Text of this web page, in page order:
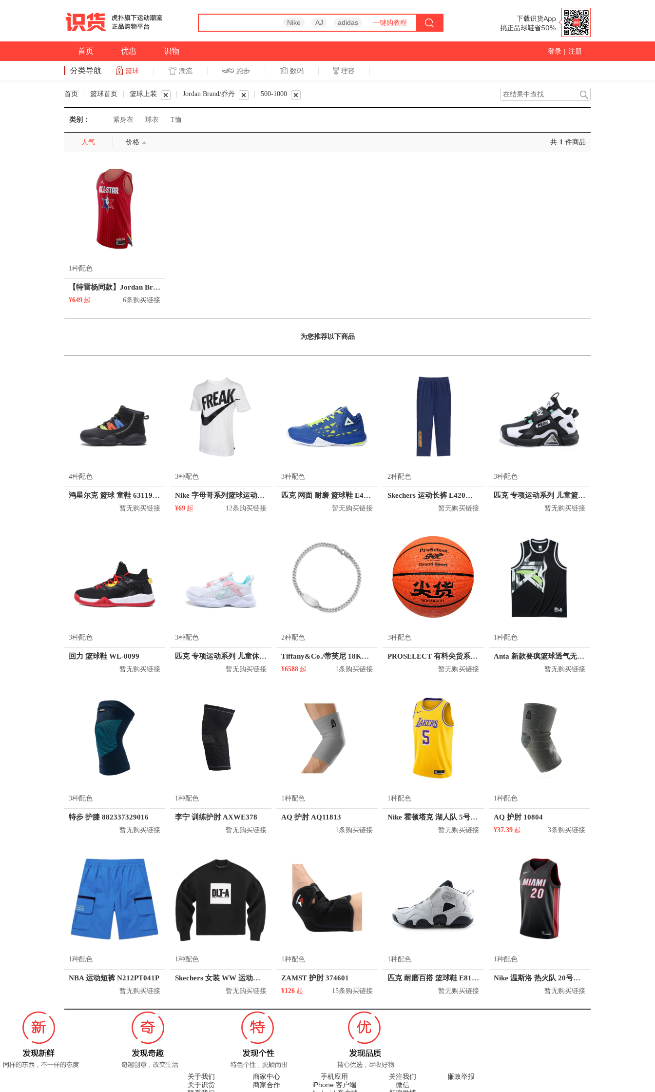
Nike AJ adidas 一键购教程
首页 优惠 识物 登录 | 注册
分类导航 篮球 潮流 跑步 数码 理容
首页 篮球首页 篮球上装 Jordan Brand/乔丹 500-1000
类别： 紧身衣 球衣 T恤
人气 价格 共 1 件商品
1种配色
【特雷杨同款】Jordan Brand/乔丹 NBA勒布朗詹姆斯全明星款无袖背心T恤 CJ1037
¥649 起 6条购买链接
为您推荐以下商品
4种配色
鸿星尔克 篮球 童鞋 63119404078
暂无购买链接
3种配色
Nike 字母哥系列篮球运动恤衫圆领上衣短袖快干透气T恤 DJ1565
¥69 起 12条购买链接
3种配色
匹克 网面 耐磨 篮球鞋 E42121A
暂无购买链接
2种配色
Skechers 运动长裤 L420M174
暂无购买链接
3种配色
匹克 专项运动系列 儿童篮球鞋 EK0305A
暂无购买链接
3种配色
回力 篮球鞋 WL-0099
暂无购买链接
3种配色
匹克 专项运动系列 儿童休闲鞋 EK0206E
暂无购买链接
2种配色
Tiffany&Co./蒂芙尼 18K金玫瑰金镶嵌钻石手链
¥6588 起 1条购买链接
3种配色
PROSELECT 有料尖货系列 7号PU篮球
暂无购买链接
1种配色
Anta 新款要疯篮球透气无袖T恤 152131203
暂无购买链接
3种配色
特步 护膝 882337329016
暂无购买链接
1种配色
李宁 训练护肘 AXWE378
暂无购买链接
1种配色
AQ 护肘 AQ11813
1条购买链接
1种配色
Nike 霍顿塔克 湖人队 5号球衣
暂无购买链接
1种配色
AQ 护肘 10804
¥37.39 起 3条购买链接
1种配色
NBA 运动短裤 N212PT041P
暂无购买链接
1种配色
Skechers 女装 WW 运动长袖卫衣 SMAWS19D504
暂无购买链接
1种配色
ZAMST 护肘 374601
¥126 起 15条购买链接
1种配色
匹克 耐磨百搭 篮球鞋 E8171A
暂无购买链接
1种配色
Nike 温斯洛 热火队 20号球衣
暂无购买链接
关于我们
关于识货
商家中心
商家合作
手机应用
iPhone 客户端
关注我们
微信
廉政举报